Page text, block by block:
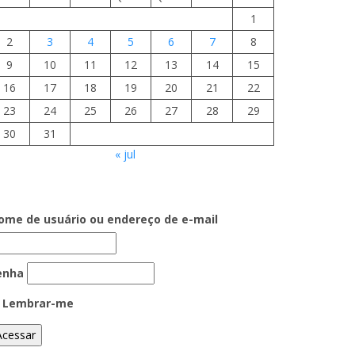
1
2
3 4 5 6 7
8
9
10 11 12 13 14
15
16
17 18 19 20 21
22
23
24 25 26 27 28
29
30
31
« jul
de usuário ou endereço de e-mail
Lembrar-me